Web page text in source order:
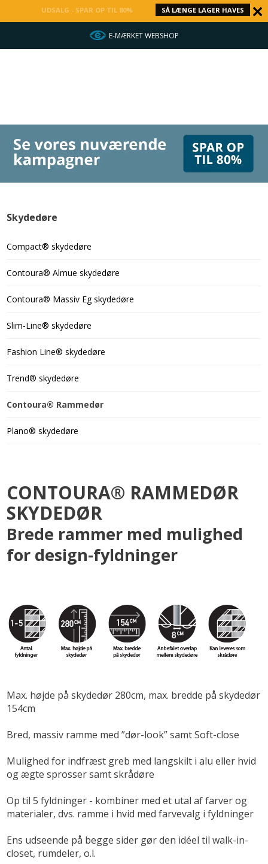
UDSALG - SPAR OP TIL 80% SÅ LÆNGE LAGER HAVES
E-MÆRKET WEBSHOP
Skydedøre
Compact® skydedøre
Contoura® Almue skydedøre
Contoura® Massiv Eg skydedøre
Slim-Line® skydedøre
Fashion Line® skydedøre
Trend® skydedøre
Contoura® Rammedør
Plano® skydedøre
CONTOURA® RAMMEDØR
SKYDEDØR
Brede rammer med mulighed
for design-fyldninger
Max. højde på skydedør 280cm, max. bredde på skydedør
154cm
Bred, massiv ramme med ”dør-look” samt Soft-close
Mulighed for indfræst greb med langskilt i alu eller hvid
og ægte sprosser samt skrådøre
Op til 5 fyldninger - kombiner med et utal af farver og
materialer, dvs. ramme i hvid med farvevalg i fyldninger
Ens udseende på begge sider gør den idéel til walk-in-
closet, rumdeler, o.l.